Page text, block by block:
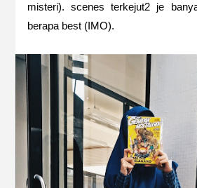
misteri). scenes terkejut2 je
berapa best (IMO).